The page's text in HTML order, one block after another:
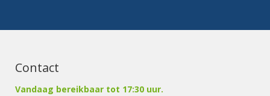
Contact
Vandaag bereikbaar tot 17:30 uur.